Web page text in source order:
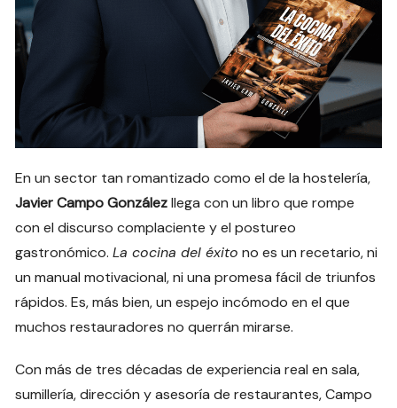
En un sector tan romantizado como el de la hostelería,
Javier Campo Gonzálezllega con un libro que rompe
con el discurso complaciente y el postureo
gastronómico.La cocina del éxito no es un recetario, ni
un manual motivacional, ni una promesa fácil de triunfos
rápidos. Es, más bien, un espejo incómodo en el que
muchos restauradores no querrán mirarse.
Con más de tres décadas de experiencia real en sala,
sumillería, dirección y asesoría de restaurantes, Campo